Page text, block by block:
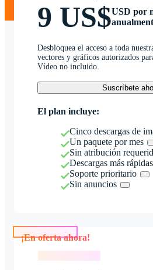
9 US$USD por
Desbloquea el acceso a toda
vectores y gráficos autorizados
Vídeo no incluido.
Suscríbete
El plan incluye:
Cinco descargas de
Un paquete por mes
Sin atribución
Descargas más rápidas
Soporte prioritario
Sin anuncios